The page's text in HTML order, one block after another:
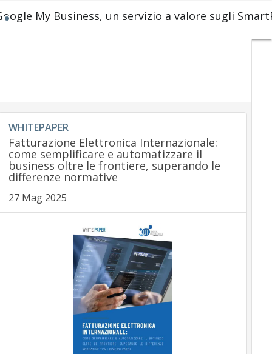
My Business, un servizio a valore sugli
WHITEPAPER
Fatturazione Elettronica Internazionale:
come semplificare e automatizzare il
business oltre le frontiere, superando le
differenze normative
27 Mag 2025